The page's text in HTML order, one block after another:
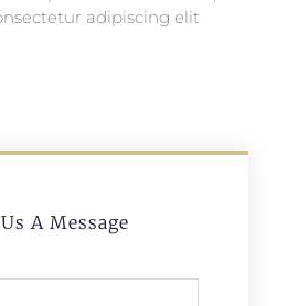
adipiscing elit
A Message